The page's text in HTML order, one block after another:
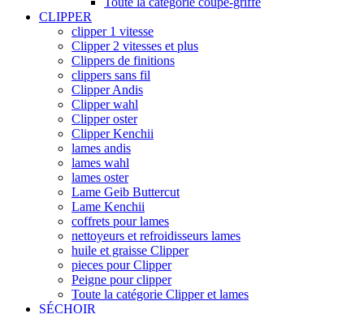
CLIPPER
clipper 1 vitesse
Clipper 2 vitesses et plus
Clippers de finitions
clippers sans fil
Clipper Andis
Clipper wahl
Clipper oster
Clipper Kenchii
lames andis
lames wahl
lames oster
Lame Geib Buttercut
Lame Kenchii
coffrets pour lames
nettoyeurs et refroidisseurs lames
huile et graisse Clipper
pieces pour Clipper
Peigne pour clipper
Toute la catégorie Clipper et lames
SÉCHOIR